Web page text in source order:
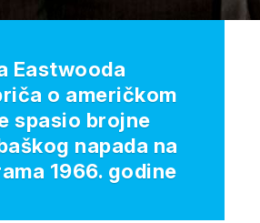
Eastwooda
o američkom
spasio brojne
napada na
1966. godine